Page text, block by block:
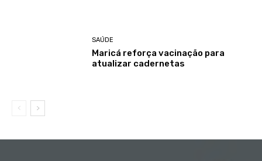
SAÚDE
Maricá reforça vacinação para
atualizar cadernetas